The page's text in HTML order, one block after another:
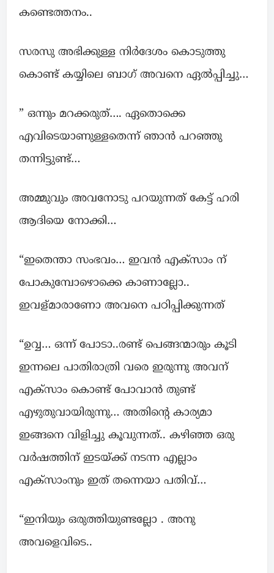
കണ്ടെത്തനം..
സരസു അഭിക്കുള്ള നിർദേശം കൊടുത്തു
കൊണ്ട് കയ്യിലെ ബാഗ് അവനെ ഏൽപ്പിച്ചു…
” ഒന്നും മറക്കരുത്…. ഏതൊക്കെ
എവിടെയാണുള്ളതെന്ന് ഞാൻ പറഞ്ഞു
തന്നിട്ടുണ്ട്…
അമ്മുവും അവനോടു പറയുന്നത് കേട്ട് ഹരി
ആദിയെ നോക്കി…
“ഇതെന്താ സംഭവം… ഇവൻ എക്സാം ന്
പോകുമ്പോഴൊക്കെ കാണാല്ലോ..
ഇവള്മാരാണോ അവനെ പഠിപ്പിക്കുന്നത്
“ഉവ്വ… ഒന്ന് പോടാ..രണ്ട് പെങ്ങന്മാരും കൂടി
ഇന്നലെ പാതിരാത്രി വരെ ഇരുന്നു അവന്
എക്സാം കൊണ്ട് പോവാൻ തുണ്ട്
എഴുതുവായിരുന്നു… അതിന്റെ കാര്യമാ
ഇങ്ങനെ വിളിച്ചു കൂവുന്നത്.. കഴിഞ്ഞ ഒരു
വർഷത്തിന് ഇടയ്ക്ക് നടന്ന എല്ലാം
എക്സാംനും ഇത് തന്നെയാ പതിവ്…
“ഇനിയും ഒരുത്തിയുണ്ടല്ലോ . അനു
അവളെവിടെ..